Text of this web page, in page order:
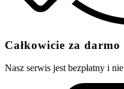
Całkowicie za darmo
Nasz serwis jest bezpłatny i